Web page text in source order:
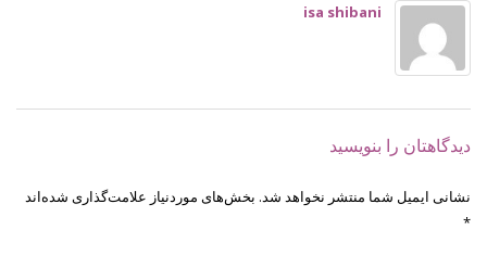
isa shibani
دیدگاهتان را بنویسید
نشانی ایمیل شما منتشر نخواهد شد. بخش‌های موردنیاز علامت‌گذاری شده‌اند
*